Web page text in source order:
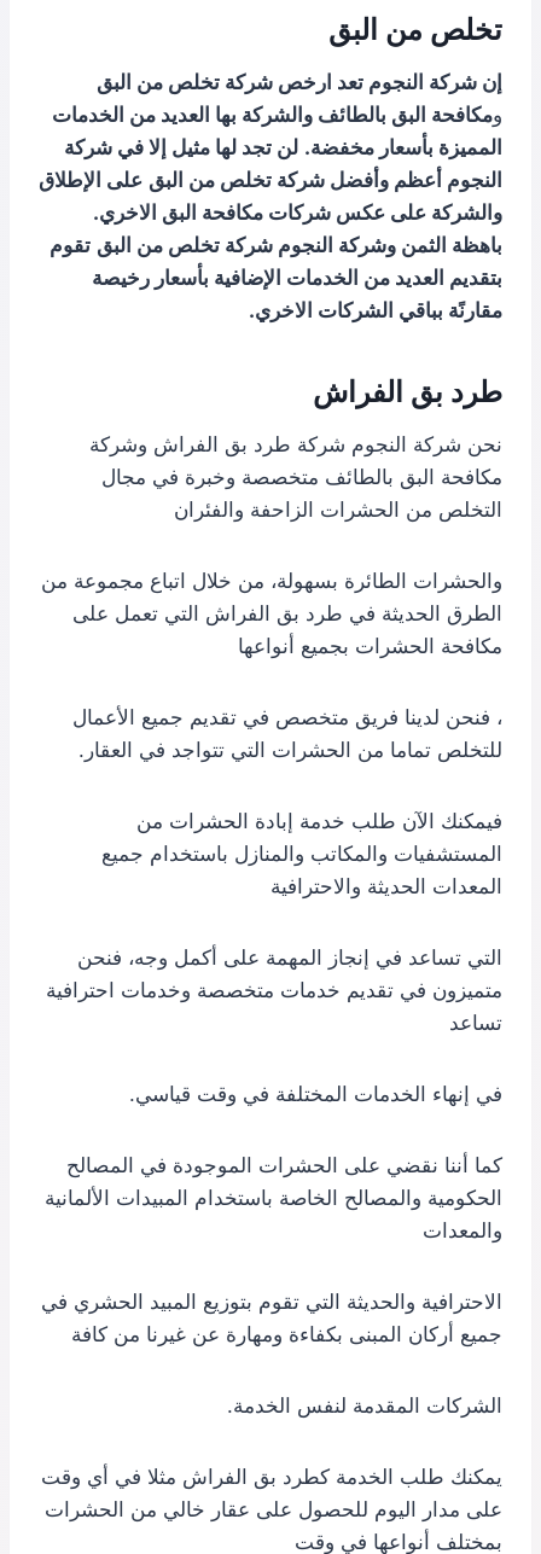
تخلص من البق
إن شركة النجوم تعد ارخص شركة تخلص من البق
ومكافحة البق بالطائف والشركة بها العديد من الخدمات
المميزة بأسعار مخفضة. لن تجد لها مثيل إلا في شركة
النجوم أعظم وأفضل شركة تخلص من البق على الإطلاق
والشركة على عكس شركات مكافحة البق الاخري.
باهظة الثمن وشركة النجوم شركة تخلص من البق تقوم
بتقديم العديد من الخدمات الإضافية بأسعار رخيصة
مقارنًة بباقي الشركات الاخري.
طرد بق الفراش
نحن شركة النجوم شركة طرد بق الفراش وشركة
مكافحة البق بالطائف متخصصة وخبرة في مجال
التخلص من الحشرات الزاحفة والفئران
والحشرات الطائرة بسهولة، من خلال اتباع مجموعة من
الطرق الحديثة في طرد بق الفراش التي تعمل على
مكافحة الحشرات بجميع أنواعها
، فنحن لدينا فريق متخصص في تقديم جميع الأعمال
للتخلص تماما من الحشرات التي تتواجد في العقار.
فيمكنك الآن طلب خدمة إبادة الحشرات من
المستشفيات والمكاتب والمنازل باستخدام جميع
المعدات الحديثة والاحترافية
التي تساعد في إنجاز المهمة على أكمل وجه، فنحن
متميزون في تقديم خدمات متخصصة وخدمات احترافية
تساعد
في إنهاء الخدمات المختلفة في وقت قياسي.
كما أننا نقضي على الحشرات الموجودة في المصالح
الحكومية والمصالح الخاصة باستخدام المبيدات الألمانية
والمعدات
الاحترافية والحديثة التي تقوم بتوزيع المبيد الحشري في
جميع أركان المبنى بكفاءة ومهارة عن غيرنا من كافة
الشركات المقدمة لنفس الخدمة.
يمكنك طلب الخدمة كطرد بق الفراش مثلا في أي وقت
على مدار اليوم للحصول على عقار خالي من الحشرات
بمختلف أنواعها في وقت